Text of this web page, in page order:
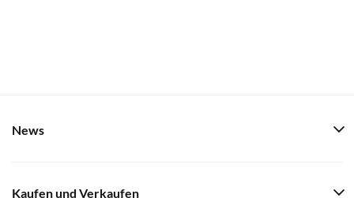
News
Kaufen und Verkaufen